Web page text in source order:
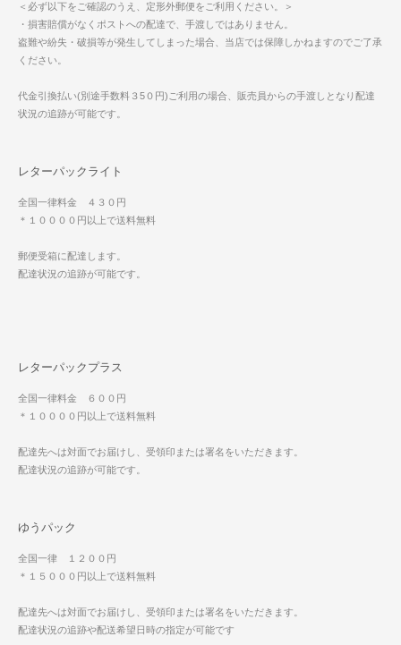
＜必ず以下をご確認のうえ、定形外郵便をご利用ください。＞
・損害賠償がなくポストへの配達で、手渡しではありません。
盗難や紛失・破損等が発生してしまった場合、当店では保障しかねますのでご了承
ください。
代金引換払い(別途手数料３5０円)ご利用の場合、販売員からの手渡しとなり配達
状況の追跡が可能です。
レターパックライト
全国一律料金 ４３０円
＊１００００円以上で送料無料
郵便受箱に配達します。
配達状況の追跡が可能です。
レターパックプラス
全国一律料金 ６００円
＊１００００円以上で送料無料
配達先へは対面でお届けし、受領印または署名をいただきます。
配達状況の追跡が可能です。
ゆうパック
全国一律 １２００円
＊１５０００円以上で送料無料
配達先へは対面でお届けし、受領印または署名をいただきます。
配達状況の追跡や配送希望日時の指定が可能です